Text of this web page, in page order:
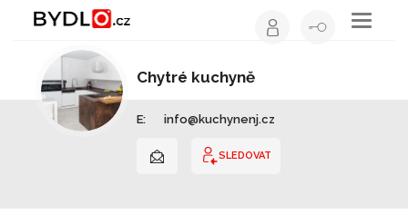
Toggle
Chytré kuchyně
E: info@kuchynenj.cz
SLEDOVAT